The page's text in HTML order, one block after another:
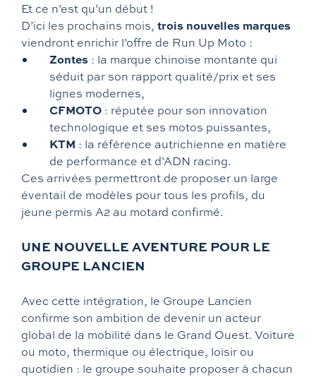
Et ce n’est qu’un début !
D’ici les prochains mois, trois nouvelles marques
viendront enrichir l’offre de Run Up Moto :
Zontes : la marque chinoise montante qui
séduit par son rapport qualité/prix et ses
lignes modernes,
CFMOTO : réputée pour son innovation
technologique et ses motos puissantes,
KTM : la référence autrichienne en matière
de performance et d’ADN racing.
Ces arrivées permettront de proposer un large
éventail de modèles pour tous les profils, du
jeune permis A2 au motard confirmé.
UNE NOUVELLE AVENTURE POUR LE
GROUPE LANCIEN
Avec cette intégration, le Groupe Lancien
confirme son ambition de devenir un acteur
global de la mobilité dans le Grand Ouest. Voiture
ou moto, thermique ou électrique, loisir ou
quotidien : le groupe souhaite proposer à chacun